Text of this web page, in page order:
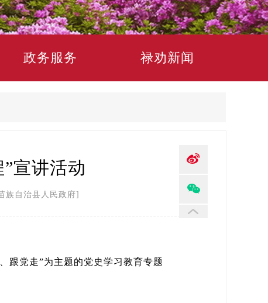
政务服务 禄劝新闻
宣讲活动
治县人民政府]
跟党走”为主题的党史学习教育专题